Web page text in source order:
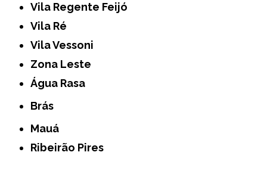
Vila Regente Feijó
Vila Ré
Vila Vessoni
Zona Leste
Água Rasa
Brás
Mauá
Ribeirão Pires